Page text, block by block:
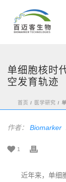
单细胞核时
空发育轨迹
首页 / 医学研究 /
作者： Biomarker
1
近年来，单细